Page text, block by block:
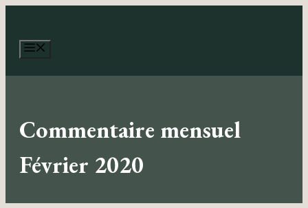
contenu
Commentaire mensuel
Février 2020